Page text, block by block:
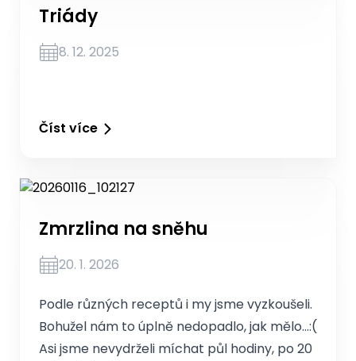
Triády
8. 12. 2025
Číst více
Zmrzlina na sněhu
20. 1. 2026
Podle různých receptů i my jsme vyzkoušeli.
Bohužel nám to úplně nedopadlo, jak mělo…:(
Asi jsme nevydrželi míchat půl hodiny, po 20